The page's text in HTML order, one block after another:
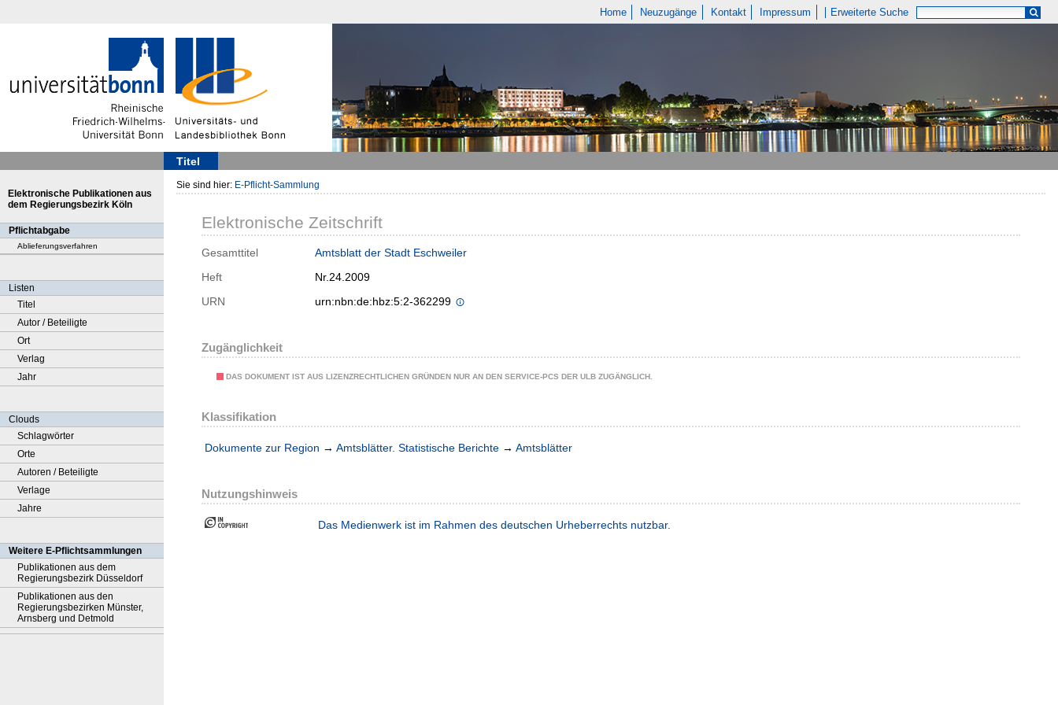
Home Neuzugänge Kontakt Impressum Erweiterte Suche
Titel
Elektronische Publikationen aus
dem Regierungsbezirk Köln
Pflichtabgabe
Ablieferungsverfahren
Listen
Titel
Autor / Beteiligte
Ort
Verlag
Jahr
Clouds
Schlagwörter
Orte
Autoren / Beteiligte
Verlage
Jahre
Weitere E-Pflichtsammlungen
Publikationen aus dem
Regierungsbezirk Düsseldorf
Publikationen aus den
Regierungsbezirken Münster,
Arnsberg und Detmold
Sie sind hier: E-Pflicht-Sammlung
Elektronische Zeitschrift
Gesamttitel
Amtsblatt der Stadt Eschweiler
Heft
Nr.24.2009
URN
urn:nbn:de:hbz:5:2-362299
Zugänglichkeit
DAS DOKUMENT IST AUS LIZENZRECHTLICHEN GRÜNDEN NUR AN DEN SERVICE-PCS DER ULB ZUGÄNGLICH.
Klassifikation
Dokumente zur Region → Amtsblätter. Statistische Berichte → Amtsblätter
Nutzungshinweis
Das Medienwerk ist im Rahmen des deutschen Urheberrechts nutzbar.